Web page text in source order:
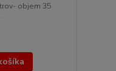
objem 35